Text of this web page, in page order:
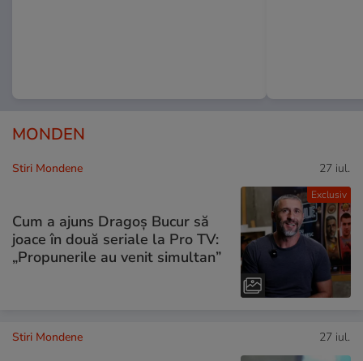
MONDEN
Exclusiv
Stiri Mondene 27 iul.
Cum a ajuns Dragoș Bucur să
joace în două seriale la Pro TV:
„Propunerile au venit simultan”
Stiri Mondene 27 iul.